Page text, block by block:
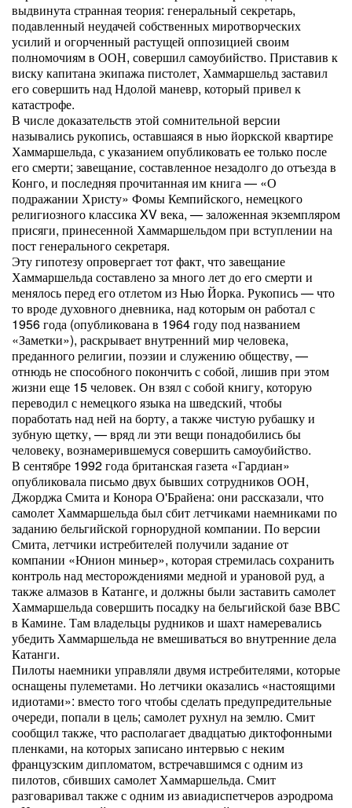
выдвинута странная теория: генеральный секретарь,
подавленный неудачей собственных миротворческих
усилий и огорченный растущей оппозицией своим
полномочиям в ООН, совершил самоубийство. Приставив к
виску капитана экипажа пистолет, Хаммаршельд заставил
его совершить над Ндолой маневр, который привел к
катастрофе.
В числе доказательств этой сомнительной версии
назывались рукопись, оставшаяся в нью йоркской квартире
Хаммаршельда, с указанием опубликовать ее только после
его смерти; завещание, составленное незадолго до отъезда в
Конго, и последняя прочитанная им книга — «О
подражании Христу» Фомы Кемпийского, немецкого
религиозного классика XV века, — заложенная экземпляром
присяги, принесенной Хаммаршельдом при вступлении на
пост генерального секретаря.
Эту гипотезу опровергает тот факт, что завещание
Хаммаршельда составлено за много лет до его смерти и
менялось перед его отлетом из Нью Йорка. Рукопись — что
то вроде духовного дневника, над которым он работал с
1956 года (опубликована в 1964 году под названием
«Заметки»), раскрывает внутренний мир человека,
преданного религии, поэзии и служению обществу, —
отнюдь не способного покончить с собой, лишив при этом
жизни еще 15 человек. Он взял с собой книгу, которую
переводил с немецкого языка на шведский, чтобы
поработать над ней на борту, а также чистую рубашку и
зубную щетку, — вряд ли эти вещи понадобились бы
человеку, вознамерившемуся совершить самоубийство.
В сентябре 1992 года британская газета «Гардиан»
опубликовала письмо двух бывших сотрудников ООН,
Джорджа Смита и Конора О'Брайена: они рассказали, что
самолет Хаммаршельда был сбит летчиками наемниками по
заданию бельгийской горнорудной компании. По версии
Смита, летчики истребителей получили задание от
компании «Юнион миньер», которая стремилась сохранить
контроль над месторождениями медной и урановой руд, а
также алмазов в Катанге, и должны были заставить самолет
Хаммаршельда совершить посадку на бельгийской базе ВВС
в Камине. Там владельцы рудников и шахт намеревались
убедить Хаммаршельда не вмешиваться во внутренние дела
Катанги.
Пилоты наемники управляли двумя истребителями, которые
оснащены пулеметами. Но летчики оказались «настоящими
идиотами»: вместо того чтобы сделать предупредительные
очереди, попали в цель; самолет рухнул на землю. Смит
сообщил также, что располагает двадцатью диктофонными
пленками, на которых записано интервью с неким
французским дипломатом, встречавшимся с одним из
пилотов, сбивших самолет Хаммаршельда. Смит
разговаривал также с одним из авиадиспетчеров аэродрома